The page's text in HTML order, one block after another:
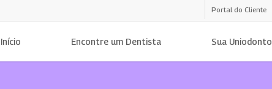
Portal do Cliente
Início Encontre um Dentista Sua Uniodonto